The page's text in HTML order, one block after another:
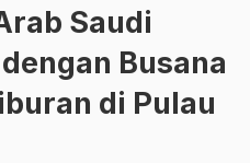
Saudi
Busana
di Pulau